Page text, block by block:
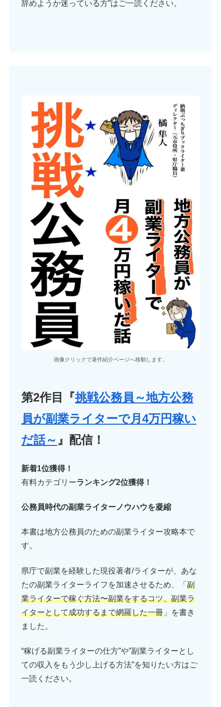
辞めようか迷っている方”はご一読ください。
画像クリックで著作紹介ページへ移動します。
第2作目『挑戦公務員～地方公務
員が副業ライターで月4万円稼い
だ話～ 』配信！
新着1位獲得！
有料カテゴリーランキング2位獲得！
公務員時代の副業ライターノウハウを凝縮
本書は地方公務員のための副業ライター攻略本で
す。
県庁で副業を経験した現役著者/ライターが、あな
たの副業ライターライフを加速させるため、「 副
業ライターで稼ぐ方法〜副業をするコツ、副業ラ
イターとして成功するまで網羅した一冊 」を書き
ました。
“稼げる副業ライターの仕方”や”副業ライターとし
ての収入をもう少し上げる方法”を知りたい方はご
一読ください。